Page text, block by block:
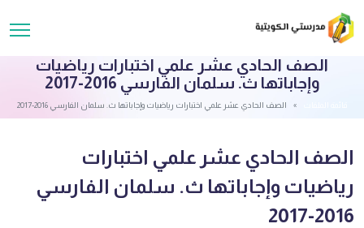
الصف الحادي عشر علمي اختبارات رياضيات
وإجاباتها ث. سلمان الفارسي 2016-2017
الصف الحادي عشر علمي اختبارات رياضيات وإجاباتها ث. سلمان الفارسي 2016-2017
الصف الحادي عشر علمي اختبارات
رياضيات وإجاباتها ث. سلمان الفارسي
2016-2017